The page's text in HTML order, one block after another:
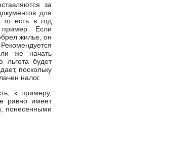
за
для
то есть в год
Если
жилье, он
же начать
будет
поскольку
налог.
к примеру,
равно имеет
понесенными